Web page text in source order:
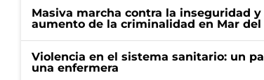
Masiva marcha contra la inseguridad
aumento de la criminalidad en Mar del
Violencia en el sistema sanitario: un
una enfermera